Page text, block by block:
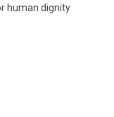
human dignity